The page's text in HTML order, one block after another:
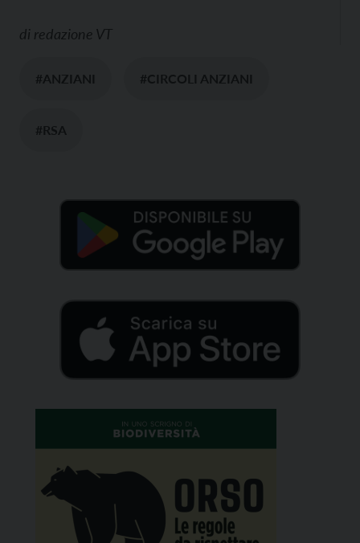
di redazione VT
#ANZIANI #CIRCOLI ANZIANI
#RSA